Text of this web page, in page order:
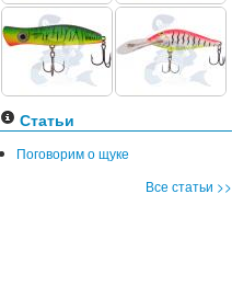
Статьи
Поговорим о щуке
Все статьи >>